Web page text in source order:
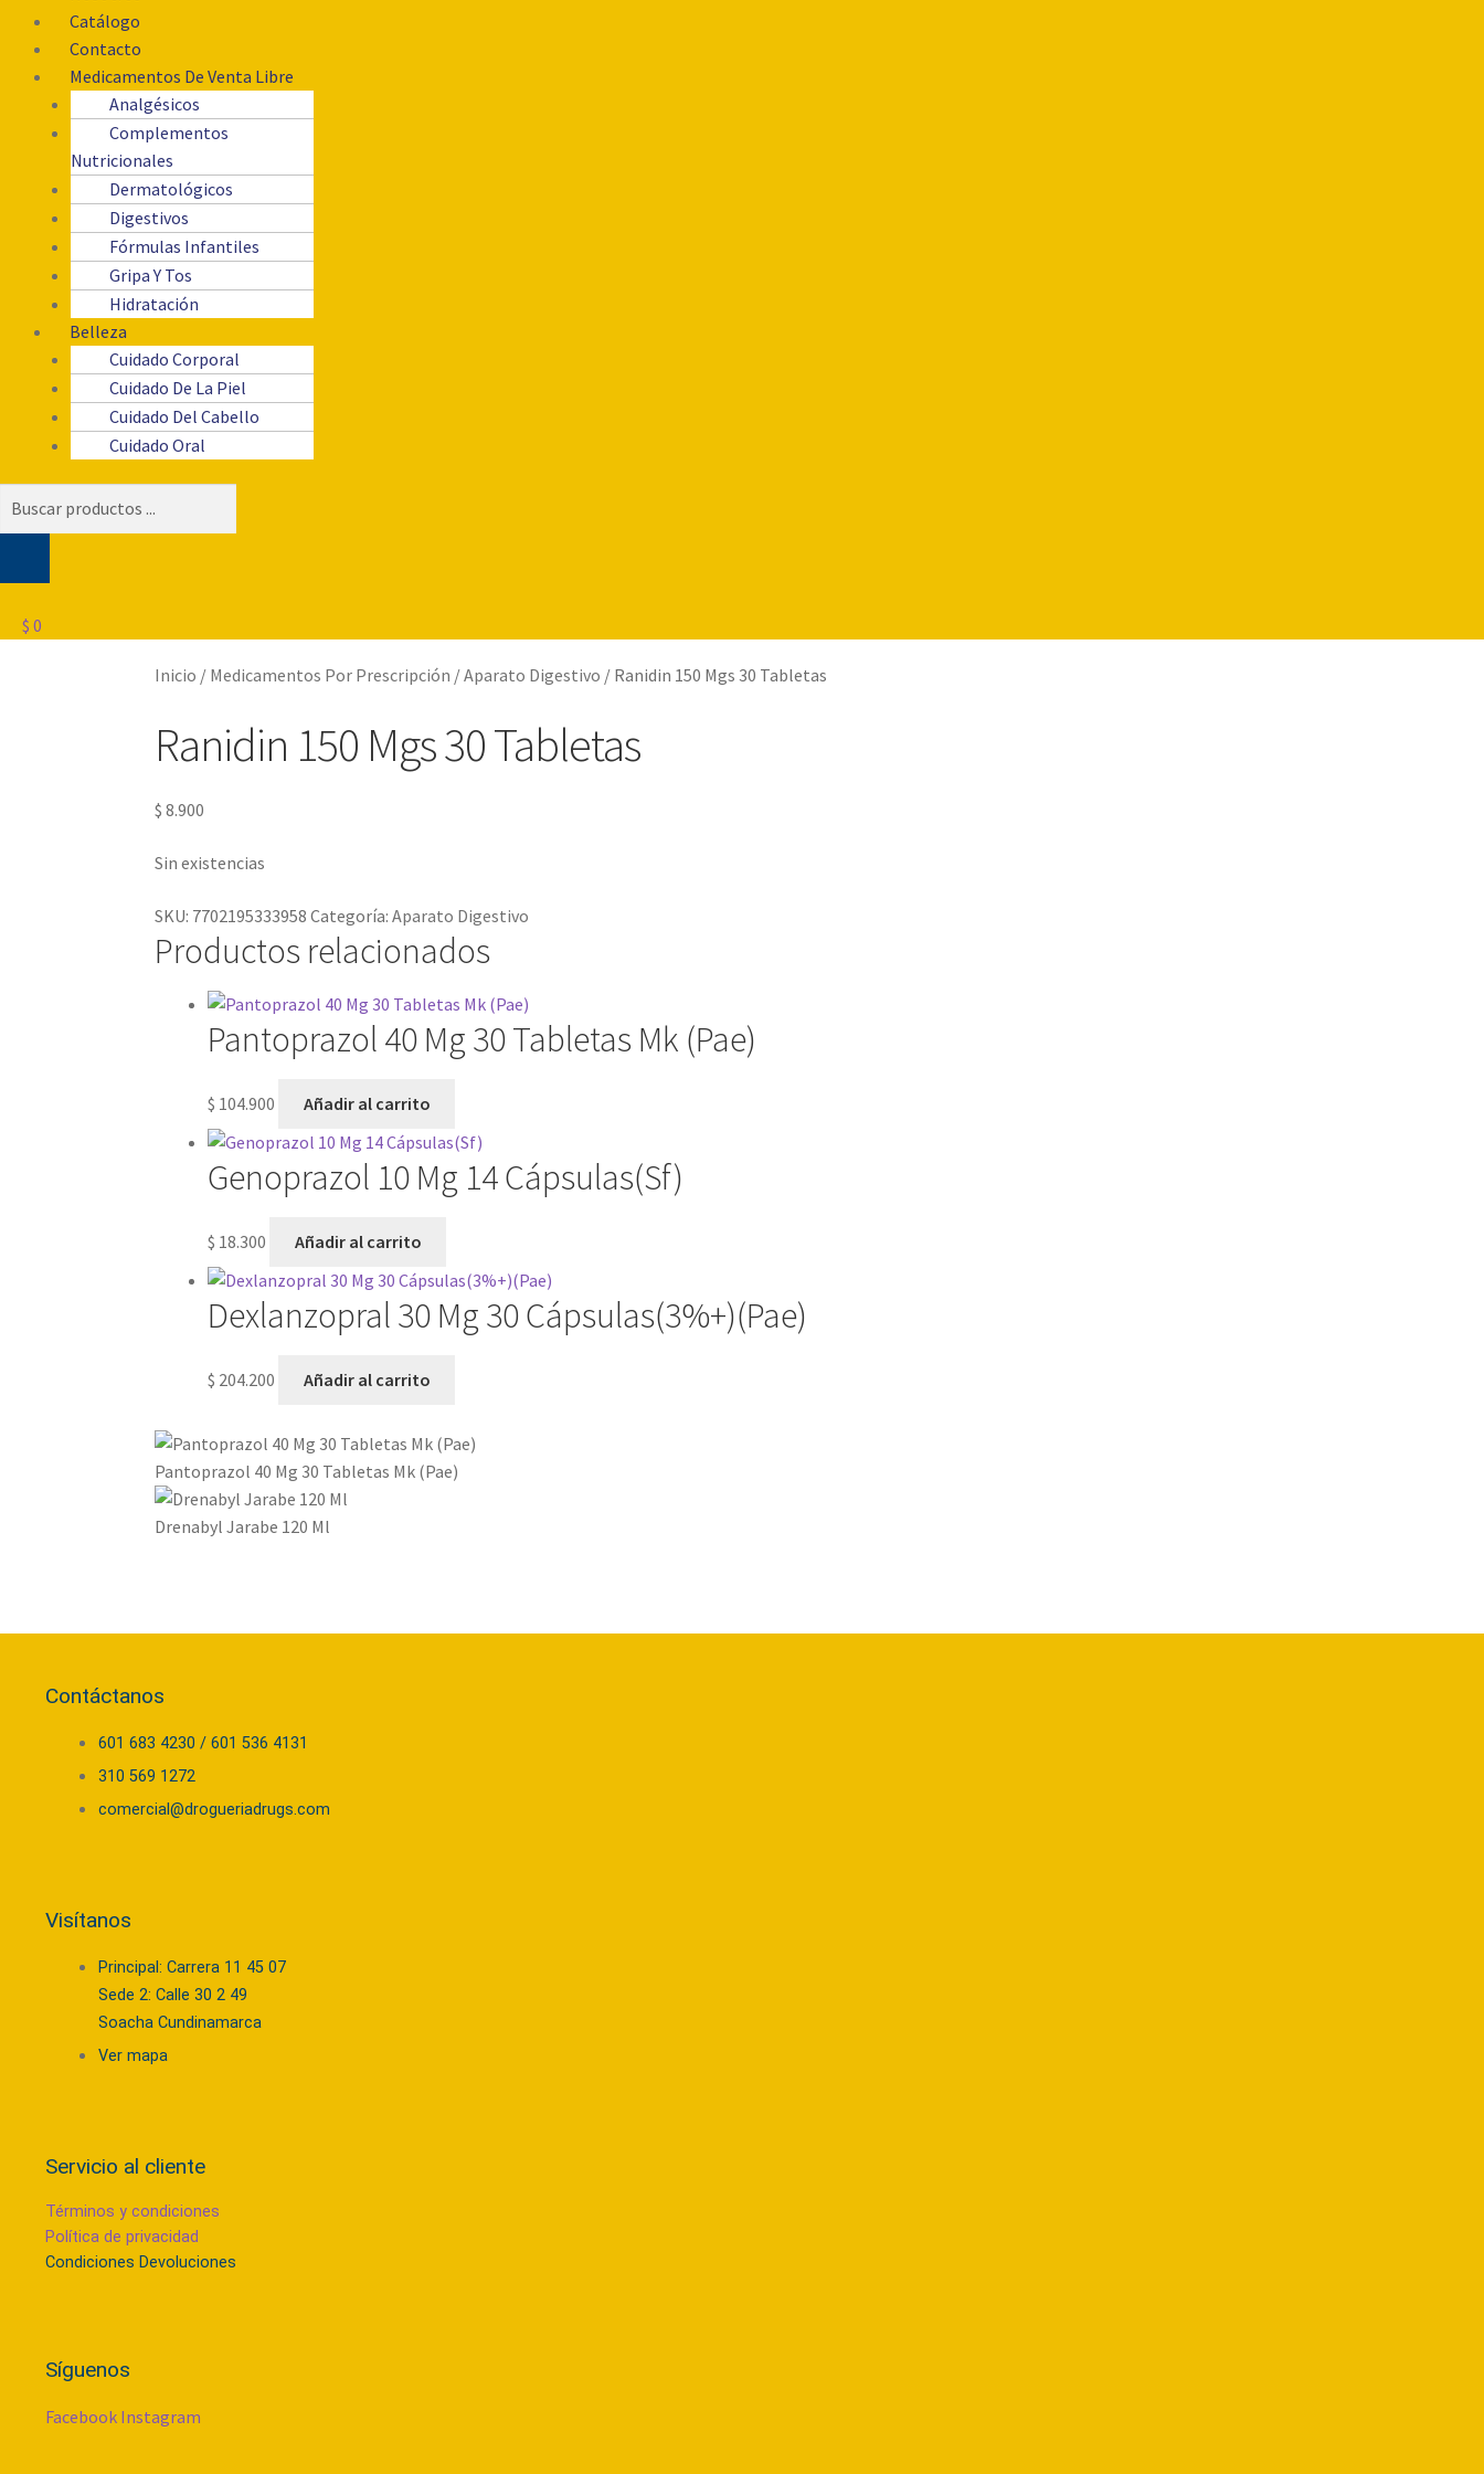
Catálogo
Contacto
Medicamentos De Venta Libre
Analgésicos
Complementos
Nutricionales
Dermatológicos
Digestivos
Fórmulas Infantiles
Gripa Y Tos
Hidratación
Belleza
Cuidado Corporal
Cuidado De La Piel
Cuidado Del Cabello
Cuidado Oral
$ 0
Inicio / Medicamentos Por Prescripción /Aparato Digestivo / Ranidin 150 Mgs 30 Tabletas
Ranidin 150 Mgs 30 Tabletas
$ 8.900
Sin existencias
SKU: 7702195333958 Categoría:Aparato Digestivo
Productos relacionados
Pantoprazol 40 Mg 30 Tabletas Mk (Pae)
$ 104.900 Añadir al carrito
Genoprazol 10 Mg 14 Cápsulas(Sf)
$ 18.300 Añadir al carrito
Dexlanzopral 30 Mg 30 Cápsulas(3%+)(Pae)
$ 204.200 Añadir al carrito
Pantoprazol 40 Mg 30 Tabletas Mk (Pae)
Drenabyl Jarabe 120 Ml
Contáctanos
601 683 4230 / 601 536 4131
310 569 1272
comercial@drogueriadrugs.com
Visítanos
Principal: Carrera 11 45 07
Sede 2: Calle 30 2 49
Soacha Cundinamarca
Ver mapa
Servicio al cliente
Términos y condiciones
Política de privacidad
Condiciones Devoluciones
Síguenos
Facebook Instagram